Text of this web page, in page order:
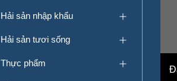
Hải sản nhập khẩu
Hải sản tươi sống
Thực phẩm